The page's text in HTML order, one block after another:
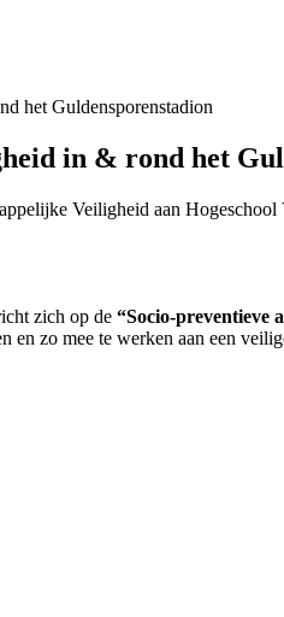
het Guldensporenstadion
in & rond het
Veiligheid aan
zich op de “Socio-preventieve
en zo mee te werken aan een